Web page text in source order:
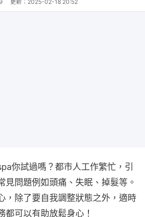
更新： 2025-02-18 20:52
你試過嗎？都市人工作繁忙，引
見問題例如頭痛、失眠、掉髮等。
，除了要自我調整狀態之外，適時
都可以有助放鬆身心！